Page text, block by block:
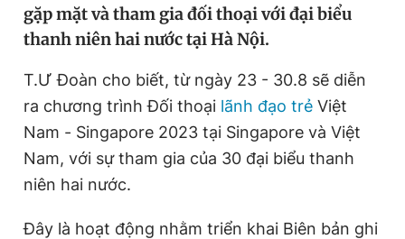
Thông tin tòa soạn Liên hệ quảng cáo
Đọc Thanh Niên trên điện thoại
gặp mặt và tham gia đối thoại với đại biểu
thanh niên hai nước tại Hà Nội.
T.Ư Đoàn cho biết, từ ngày 23 - 30.8 sẽ diễn
ra chương trình Đối thoại lãnh đạo trẻ Việt
Nam - Singapore 2023 tại Singapore và Việt
Nam, với sự tham gia của 30 đại biểu thanh
niên hai nước.
Đây là hoạt động nhằm triển khai Biên bản ghi